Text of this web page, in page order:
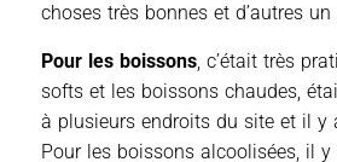
choses très bonnes et d’autres
Pour les boissons, c’était très
softs et les boissons chaudes,
à plusieurs endroits du site et il y
Pour les boissons alcoolisées, il